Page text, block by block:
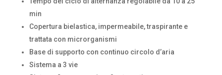
min
Copertura bielastica, impermeabile, traspirante e
trattata con microrganismi
Base di supporto con continuo circolo d’aria
Sistema a 3 vie